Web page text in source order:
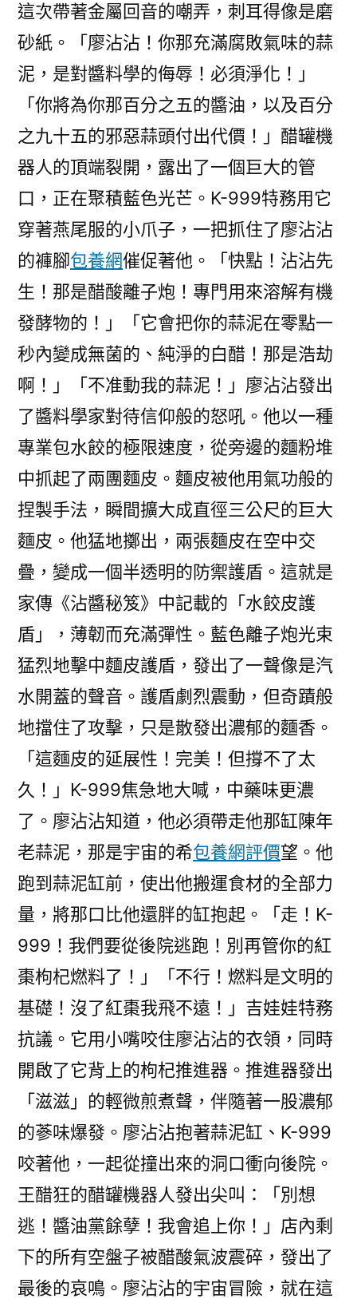
這次帶著金屬回音的嘲弄，刺耳得像是磨
砂紙。「廖沾沾！你那充滿腐敗氣味的蒜
泥，是對醬料學的侮辱！必須淨化！」
「你將為你那百分之五的醬油，以及百分
之九十五的邪惡蒜頭付出代價！」醋罐機
器人的頂端裂開，露出了一個巨大的管
口，正在聚積藍色光芒。K-999特務用它
穿著燕尾服的小爪子，一把抓住了廖沾沾
的褲腳包養網催促著他。「快點！沾沾先
生！那是醋酸離子炮！專門用來溶解有機
發酵物的！」「它會把你的蒜泥在零點一
秒內變成無菌的、純淨的白醋！那是浩劫
啊！」「不准動我的蒜泥！」廖沾沾發出
了醬料學家對待信仰般的怒吼。他以一種
專業包水餃的極限速度，從旁邊的麵粉堆
中抓起了兩團麵皮。麵皮被他用氣功般的
捏製手法，瞬間擴大成直徑三公尺的巨大
麵皮。他猛地擲出，兩張麵皮在空中交
疊，變成一個半透明的防禦護盾。這就是
家傳《沾醬秘笈》中記載的「水餃皮護
盾」，薄韌而充滿彈性。藍色離子炮光束
猛烈地擊中麵皮護盾，發出了一聲像是汽
水開蓋的聲音。護盾劇烈震動，但奇蹟般
地擋住了攻擊，只是散發出濃郁的麵香。
「這麵皮的延展性！完美！但撐不了太
久！」K-999焦急地大喊，中藥味更濃
了。廖沾沾知道，他必須帶走他那缸陳年
老蒜泥，那是宇宙的希包養網評價望。他
跑到蒜泥缸前，使出他搬運食材的全部力
量，將那口比他還胖的缸抱起。「走！K-
999！我們要從後院逃跑！別再管你的紅
棗枸杞燃料了！」「不行！燃料是文明的
基礎！沒了紅棗我飛不遠！」吉娃娃特務
抗議。它用小嘴咬住廖沾沾的衣領，同時
開啟了它背上的枸杞推進器。推進器發出
「滋滋」的輕微煎煮聲，伴隨著一股濃郁
的蔘味爆發。廖沾沾抱著蒜泥缸、K-999
咬著他，一起從撞出來的洞口衝向後院。
王醋狂的醋罐機器人發出尖叫：「別想
逃！醬油黨餘孽！我會追上你！」店內剩
下的所有空盤子被醋酸氣波震碎，發出了
最後的哀鳴。廖沾沾的宇宙冒險，就在這